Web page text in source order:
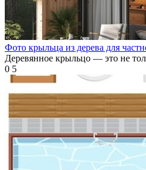
Фото крыльца из дерева для
Деревянное крыльцо — это не
0 5